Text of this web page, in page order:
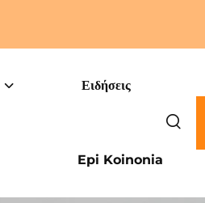
Ειδήσεις
Epi Koinonia